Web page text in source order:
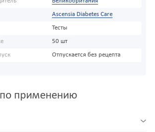
Ascensia Diabetes Care
Тесты
50 шт
Отпускается без рецепта
применению